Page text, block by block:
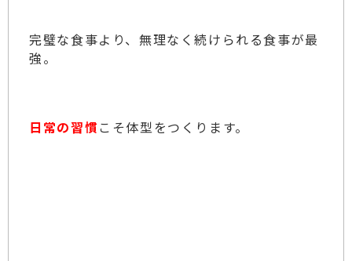
完璧な食事より、無理なく続けられる食事が最
強。
日常の習慣こそ体型をつくります。